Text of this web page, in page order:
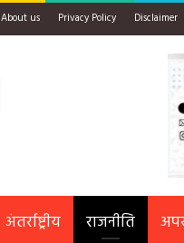
About us Privacy Policy Disclaimer
अंतर्राष्ट्रीय राजनीति